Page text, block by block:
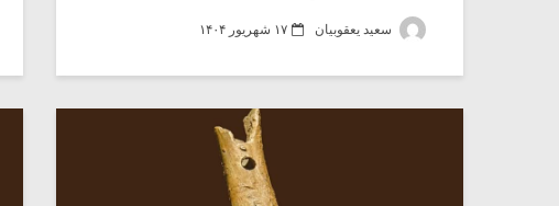
سعید یعقوبیان ۱۷ شهریور ۱۴۰۴